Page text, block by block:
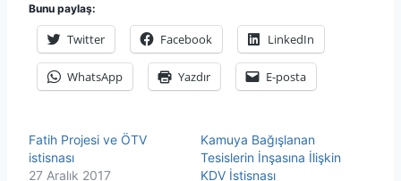
Bunu paylaş:
Twitter Facebook LinkedIn
WhatsApp Yazdır E-posta
Fatih Projesi ve ÖTV
istisnası
27 Aralık 2017
Kamuya Bağışlanan
Tesislerin İnşasına İlişkin
KDV İstisnası